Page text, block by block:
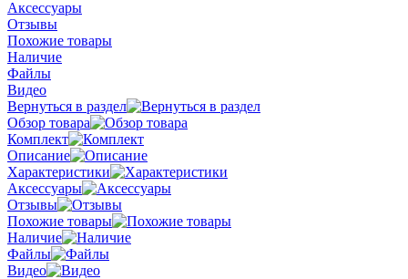
Аксессуары
Отзывы
Похожие товары
Наличие
Файлы
Видео
Вернуться в раздел
Обзор товара
Комплект
Описание
Характеристики
Аксессуары
Отзывы
Похожие товары
Наличие
Файлы
Видео